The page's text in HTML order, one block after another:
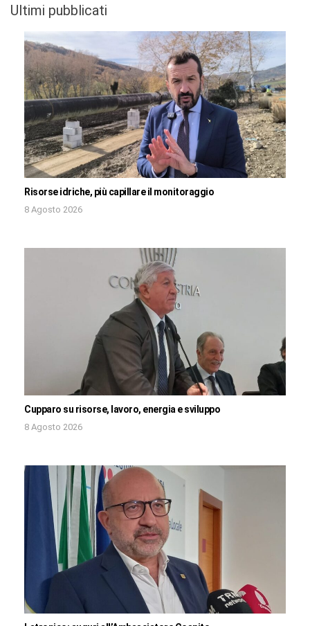
Ultimi pubblicati
Risorse idriche, più capillare il monitoraggio
8 Agosto 2026
Cupparo su risorse, lavoro, energia e sviluppo
8 Agosto 2026